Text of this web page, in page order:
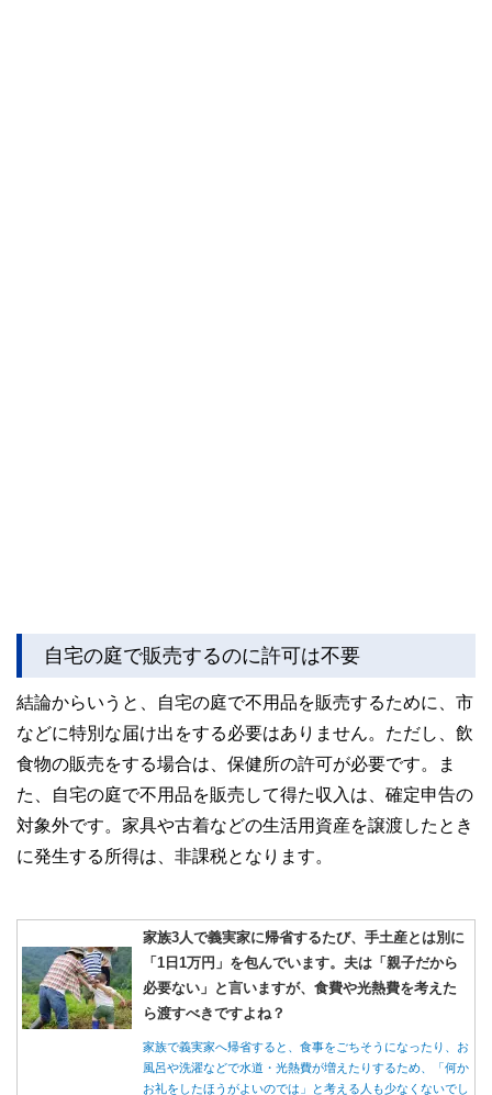
自宅の庭で販売するのに許可は不要
結論からいうと、自宅の庭で不用品を販売するために、市
などに特別な届け出をする必要はありません。ただし、飲
食物の販売をする場合は、保健所の許可が必要です。ま
た、自宅の庭で不用品を販売して得た収入は、確定申告の
対象外です。家具や古着などの生活用資産を譲渡したとき
に発生する所得は、非課税となります。
家族3人で義実家に帰省するたび、手土産とは別に
「1日1万円」を包んでいます。夫は「親子だから
必要ない」と言いますが、食費や光熱費を考えた
ら渡すべきですよね？
家族で義実家へ帰省すると、食事をごちそうになったり、お
風呂や洗濯などで水道・光熱費が増えたりするため、「何か
お礼をしたほうがよいのでは」と考える人も少なくないでし